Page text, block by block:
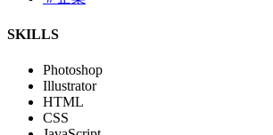
SKILLS
Photoshop
Illustrator
HTML
CSS